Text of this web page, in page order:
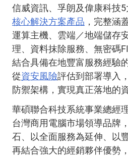
信威資訊、孚朗及偉康科技5
核心解決方案產品 ，完整涵
運算主機、雲端／地端儲存
理、資料抹除服務、無密碼
結合具備在地豐富服務經驗
從資安風險評估到部署導入
防禦架構，實現真正落地的
華碩聯合科技系統事業總經
台灣商用電腦市場領導品牌
石、以全面服務為延伸、以
再結合強大的經銷夥伴優勢